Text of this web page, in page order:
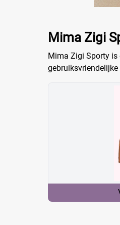
Mima Zigi
Mima Zigi Sporty is